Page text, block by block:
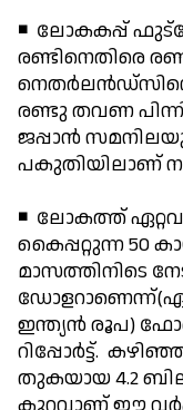
◾ ലോകകപ്പ്
രണ്ടിനെതിരെ
രണ്ടു തവണ
ജപ്പാന്‍
പകുതിയിലാണ്
◾ ലോകത്ത്
കൈപ്പറ്റുന്ന 50
മാസത്തിനിടെ
ഇന്ത്യന്‍ രൂപ)
റിപ്പോര്‍ട്ട്.
തുകയായ 4.2